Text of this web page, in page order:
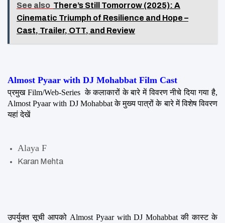
See also There’s Still Tomorrow (2025): A
Cinematic Triumph of Resilience and Hope –
Cast, Trailer, OTT, and Review
Almost Pyaar with DJ Mohabbat Film Cast
प्रमुख Film/Web-Series  के कलाकारों के बारे में विवरण नीचे दिया गया है,
Almost Pyaar with DJ Mohabbat के मुख्य पात्रों के बारे में विशेष विवरण
यहां देखें
Alaya F
Karan Mehta
उपर्युक्त सूची आपको Almost Pyaar with DJ Mohabbat की कास्ट के